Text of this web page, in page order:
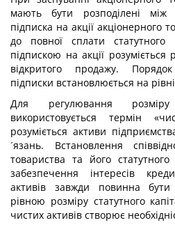
мають бути розподілені між
підписка на акції акціонерного
до повної сплати статутного
підпискою на акції
відкритого продажу.
підписки встановлюється на
Для регулювання розміру
використовується термін
розуміється активи
´язань. Встановлення
товариства та його
забезпечення інтересів
активів завжди повинна
рівною розміру статутного
чистих активів створює